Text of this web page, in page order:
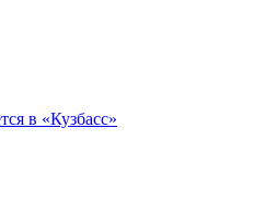
в «Кузбасс»